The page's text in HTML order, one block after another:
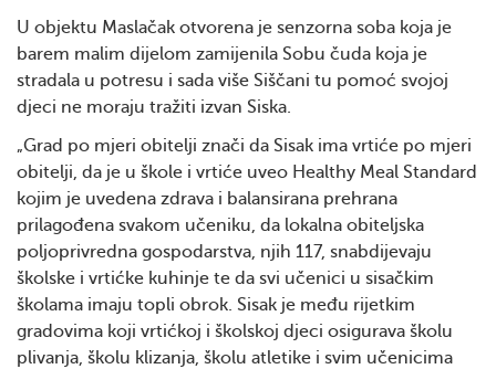
U objektu Maslačak otvorena je senzorna soba koja je
barem malim dijelom zamijenila Sobu čuda koja je
stradala u potresu i sada više Siščani tu pomoć svojoj
djeci ne moraju tražiti izvan Siska.
„Grad po mjeri obitelji znači da Sisak ima vrtiće po mjeri
obitelji, da je u škole i vrtiće uveo Healthy Meal Standard
kojim je uvedena zdrava i balansirana prehrana
prilagođena svakom učeniku, da lokalna obiteljska
poljoprivredna gospodarstva, njih 117, snabdijevaju
školske i vrtićke kuhinje te da svi učenici u sisačkim
školama imaju topli obrok. Sisak je među rijetkim
gradovima koji vrtićkoj i školskoj djeci osigurava školu
plivanja, školu klizanja, školu atletike i svim učenicima